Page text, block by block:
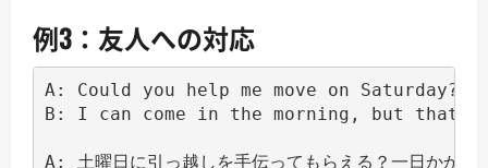
例3：友人への対応
A: Could you help me move on
B: I can come in the morning, but
A: 土曜日に引っ越しを手伝ってもらえる？一日かかる